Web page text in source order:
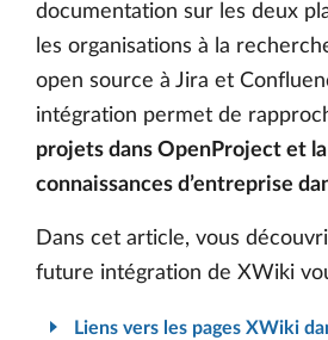
documentation sur les deux
les organisations à la
open source à Jira et
intégration permet de
projets dans OpenProject et
connaissances d’entreprise
Dans cet article, vous
future intégration de XWiki
Liens vers les pages XWiki